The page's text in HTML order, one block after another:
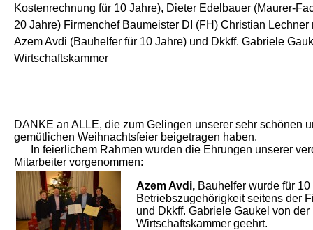
Kostenrechnung für 10 Jahre), Dieter Edelbauer (Maurer-
20 Jahre) Firmenchef Baumeister DI (FH) Christian Lechner
Azem Avdi (Bauhelfer für 10 Jahre) und Dkkff. Gabriele
Wirtschaftskammer
DANKE an ALLE, die zum Gelingen unserer sehr schönen
gemütlichen Weihnachtsfeier beigetragen haben.
In feierlichem Rahmen wurden die Ehrungen unserer
Mitarbeiter vorgenommen:
Azem Avdi, Bauhelfer wurde für
Betriebszugehörigkeit seitens der
und Dkkff. Gabriele Gaukel von der
Wirtschaftskammer geehrt.